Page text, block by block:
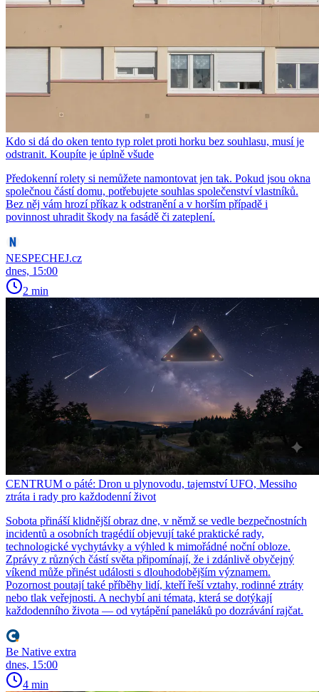
Kdo si dá do oken tento typ rolet proti horku bez souhlasu, musí je
odstranit. Koupíte je úplně všude
Předokenní rolety si nemůžete namontovat jen tak. Pokud jsou okna
společnou částí domu, potřebujete souhlas společenství vlastníků.
Bez něj vám hrozí příkaz k odstranění a v horším případě i
povinnost uhradit škody na fasádě či zateplení.
NESPECHEJ.cz
dnes, 15:00
2 min
CENTRUM o páté: Dron u plynovodu, tajemství UFO, Messiho
ztráta i rady pro každodenní život
Sobota přináší klidnější obraz dne, v němž se vedle bezpečnostních
incidentů a osobních tragédií objevují také praktické rady,
technologické vychytávky a výhled k mimořádné noční obloze.
Zprávy z různých částí světa připomínají, že i zdánlivě obyčejný
víkend může přinést události s dlouhodobějším významem.
Pozornost poutají také příběhy lidí, kteří řeší vztahy, rodinné ztráty
nebo tlak veřejnosti. A nechybí ani témata, která se dotýkají
každodenního života — od vytápění paneláků po dozrávání rajčat.
Be Native extra
dnes, 15:00
4 min